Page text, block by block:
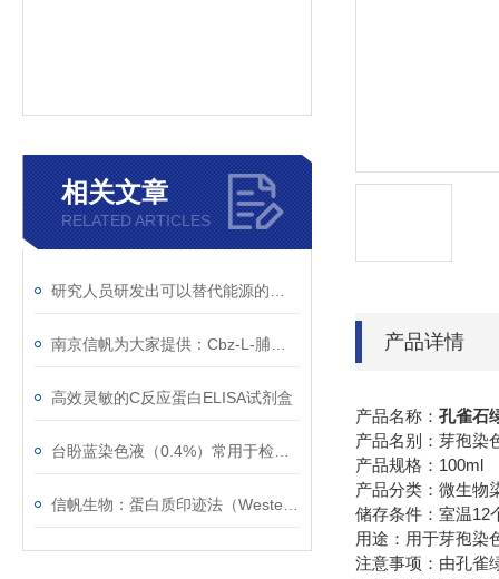
相关文章
RELATED ARTICLES
高效灵敏的C反应蛋白ELISA试剂盒
产品详情
产品名称： 孔雀石
产品名别：芽孢染
产品规格：100ml
产品分类：微生物
储存条件：室温12
用途：用于芽孢染
注意事项：由孔雀